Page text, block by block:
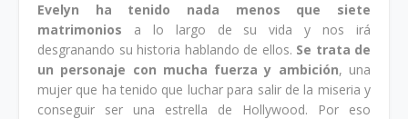
Evelyn ha tenido nada menos que siete
matrimonios a lo largo de su vida y nos irá
desgranando su historia hablando de ellos. Se trata de
un personaje con mucha fuerza y ambición, una
mujer que ha tenido que luchar para salir de la miseria y
conseguir ser una estrella de Hollywood. Por eso